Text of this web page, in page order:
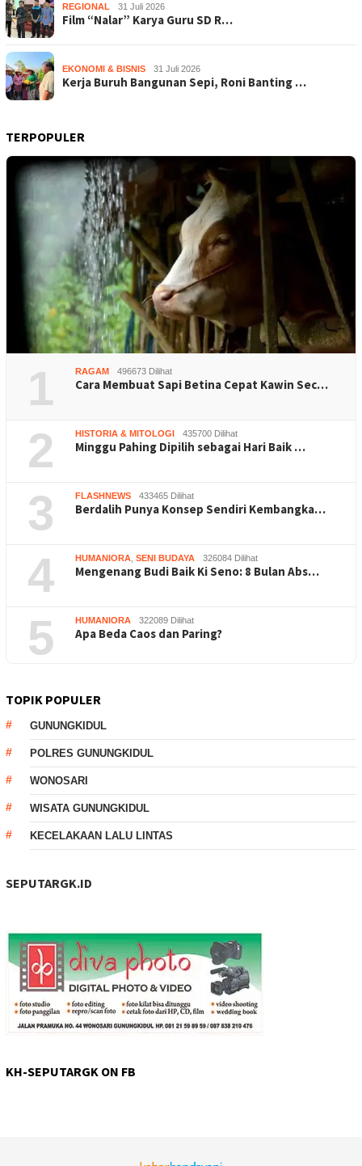
REGIONAL 31 Juli 2026
Film “Nalar” Karya Guru SD R…
EKONOMI & BISNIS 31 Juli 2026
Kerja Buruh Bangunan Sepi, Roni Banting …
TERPOPULER
1 RAGAM 496673 Dilihat
Cara Membuat Sapi Betina Cepat Kawin Sec…
2 HISTORIA & MITOLOGI 435700 Dilihat
Minggu Pahing Dipilih sebagai Hari Baik …
3 FLASHNEWS 433465 Dilihat
Berdalih Punya Konsep Sendiri Kembangka…
4 HUMANIORA SENI BUDAYA 326084 Dilihat
Mengenang Budi Baik Ki Seno: 8 Bulan Abs…
5 HUMANIORA 322089 Dilihat
Apa Beda Caos dan Paring?
TOPIK POPULER
GUNUNGKIDUL
POLRES GUNUNGKIDUL
WONOSARI
WISATA GUNUNGKIDUL
KECELAKAAN LALU LINTAS
SEPUTARGK.ID
KH-SEPUTARGK ON FB